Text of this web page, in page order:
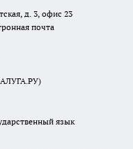
д. 3, офис 23
почта
язык